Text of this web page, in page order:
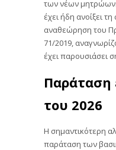
των νέων
έχει ήδη ανοίξει
αναθεώρηση του
71/2019,
έχει παρουσιάσει
Παράταση
του 2026
Η σημαντικότερη
παράταση των